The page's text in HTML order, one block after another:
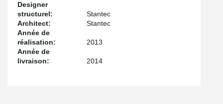
Designer
structurel:
Stantec
Architect:
Stantec
Année de
réalisation:
2013
Année de
livraison:
2014